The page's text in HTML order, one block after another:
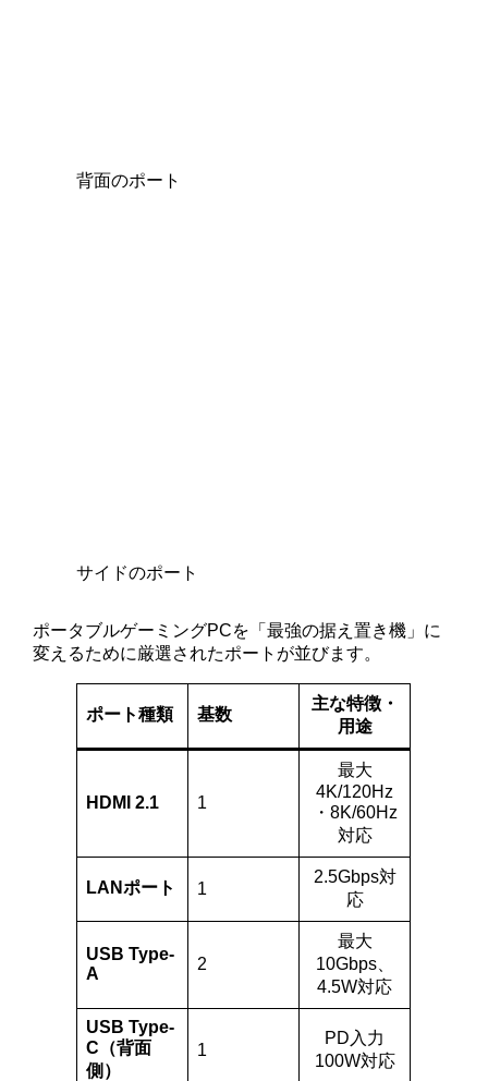
背面のポート
サイドのポート
ポータブルゲーミングPCを「最強の据え置き機」に
変えるために厳選されたポートが並びます。
ポート種類 基数
主な特徴・
用途
HDMI 2.1 1
最大
4K/120Hz
・8K/60Hz
対応
LANポート 1
2.5Gbps対
応
USB Type-
A
2
最大
10Gbps、
4.5W対応
USB Type-
C（背面
側）
1
PD入力
100W対応